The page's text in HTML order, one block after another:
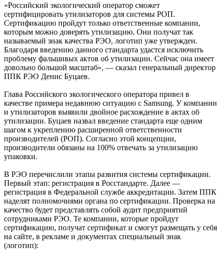
«Российский экологический оператор сможет
сертифицировать утилизаторов для системы РОП.
Сертификацию пройдут только ответственные компании,
которым можно доверять утилизацию. Они получат так
называемый знак качества РЭО, логотип уже утвержден.
Благодаря введению данного стандарта удастся исключить
проблему фальшивых актов об утилизации. Сейчас она имеет
довольно большой масштаб», — сказал генеральный директор
ППК РЭО Денис Буцаев.
Глава Российского экологического оператора привел в
качестве примера недавнюю ситуацию с Samsung. У компании
и утилизаторов выявили двойное расхождение в актах об
утилизации. Буцаев назвал введение стандарта еще одним
шагом к укреплению расширенной ответственности
производителей (РОП). Согласно этой концепции,
производители обязаны на 100% отвечать за утилизацию
упаковки.
В РЭО перечислили этапы развития системы сертификации.
Первый этап: регистрация в Росстандарте. Далее —
регистрация в Федеральной службе аккредитации. Затем ППК
наделят полномочиями органа по сертификации. Проверка на
качество будет представлять собой аудит предприятий
сотрудниками РЭО. Те компании, которые пройдут
сертификацию, получат сертификат и смогут размещать у себя
на сайте, в рекламе и документах специальный знак
(логотип):